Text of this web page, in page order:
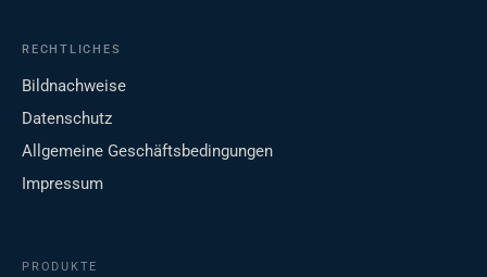
RECHTLICHES
Bildnachweise
Datenschutz
Allgemeine Geschäftsbedingungen
Impressum
PRODUKTE